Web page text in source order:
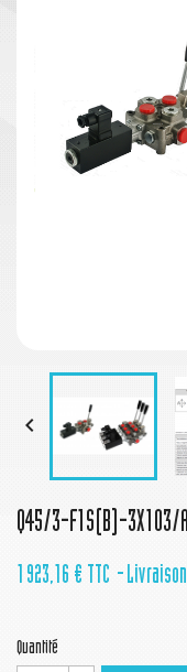

Q45/3-F1S(B)-3X103/
1 923,16 € TTC
Quantité